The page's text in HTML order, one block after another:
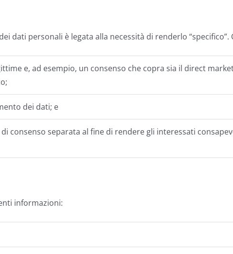
personali è legata alla necessità di renderlo “specifico”.
e, ad esempio, un consenso che copra sia il direct
dei dati; e
consenso separata al fine di rendere gli interessati
informazioni: